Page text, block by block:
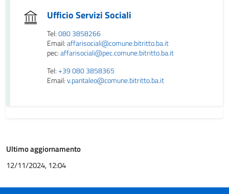
Ufficio Servizi Sociali
Tel:080 3858266
Email:affarisociali@comune.bitritto.ba.it
pec:affarisociali@pec.comune.bitritto.ba.it
Tel:+39 080 3858365
Email:v.pantaleo@comune.bitritto.ba.it
Ultimo aggiornamento
12/11/2024, 12:04